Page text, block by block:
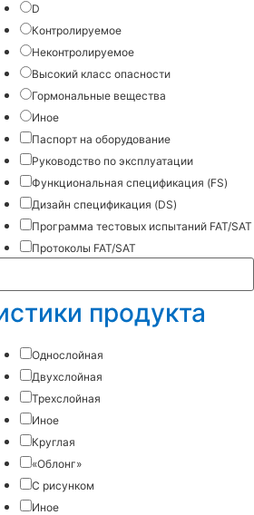
D
Контролируемое
Неконтролируемое
Высокий класс опасности
Гормональные вещества
Иное
Паспорт на оборудование
Руководство по эксплуатации
Функциональная спецификация (FS)
Дизайн спецификация (DS)
Программа тестовых испытаний FAT/SAT
Протоколы FAT/SAT
продукта
Однослойная
Двухслойная
Трехслойная
Иное
Круглая
«Облонг»
С рисунком
Иное